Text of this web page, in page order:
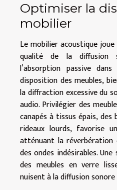
Optimiser la
mobilier
Le mobilier acoustique
qualité de la diffusion
l’absorption passive
disposition des meubles,
la diffraction excessive du
audio. Privilégier des
canapés à tissus épais,
rideaux lourds, favorise
atténuant la
des ondes indésirables.
des meubles en verre
nuisent à la diffusion